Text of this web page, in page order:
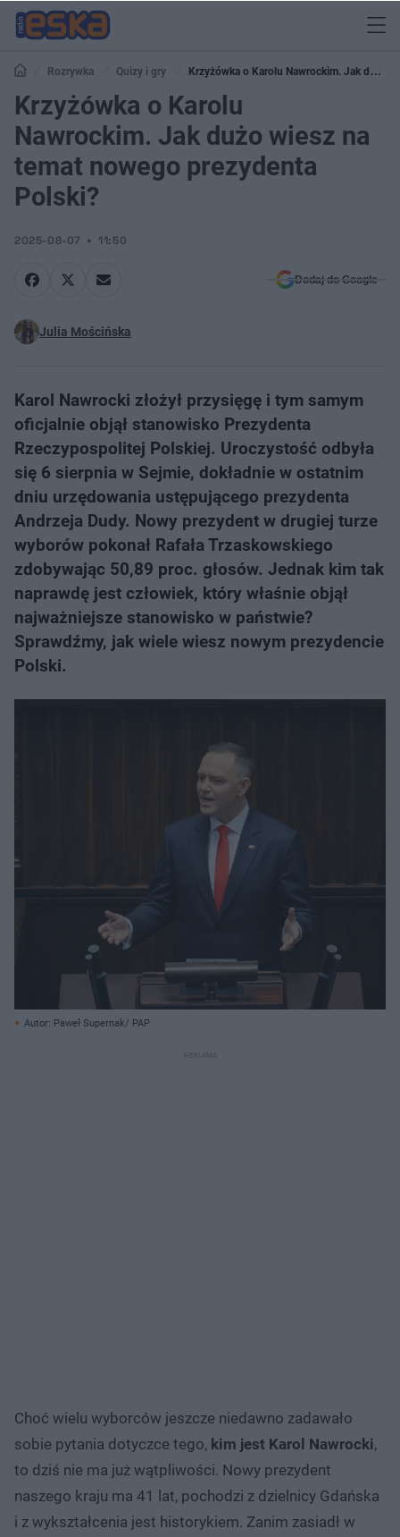
Rozrywka Quizy i gry
Krzyżówka o Karolu Nawrockim. Jak dużo
wiesz na temat nowego prezydenta Polski?
Krzyżówka o Karolu
Nawrockim. Jak dużo wiesz na
temat nowego prezydenta
Polski?
2025-08-07 11:50
Dodaj do Google
Julia Mościńska
Karol Nawrocki złożył przysięgę i tym samym
oficjalnie objął stanowisko Prezydenta
Rzeczypospolitej Polskiej. Uroczystość odbyła
się 6 sierpnia w Sejmie, dokładnie w ostatnim
dniu urzędowania ustępującego prezydenta
Andrzeja Dudy. Nowy prezydent w drugiej turze
wyborów pokonał Rafała Trzaskowskiego
zdobywając 50,89 proc. głosów. Jednak kim tak
naprawdę jest człowiek, który właśnie objął
najważniejsze stanowisko w państwie?
Sprawdźmy, jak wiele wiesz nowym prezydencie
Polski.
Autor: Paweł Supernak/ PAP
Choć wielu wyborców jeszcze niedawno zadawało
sobie pytania dotyczce tego, kim jest Karol Nawrocki,
to dziś nie ma już wątpliwości. Nowy prezydent
naszego kraju ma 41 lat, pochodzi z dzielnicy Gdańska
i z wykształcenia jest historykiem. Zanim zasiadł w